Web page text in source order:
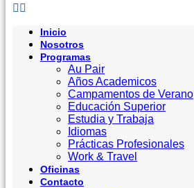
Inicio
Nosotros
Programas
Au Pair
Años Academicos
Campamentos de Verano
Educación Superior
Estudia y Trabaja
Idiomas
Prácticas Profesionales
Work & Travel
Oficinas
Contacto